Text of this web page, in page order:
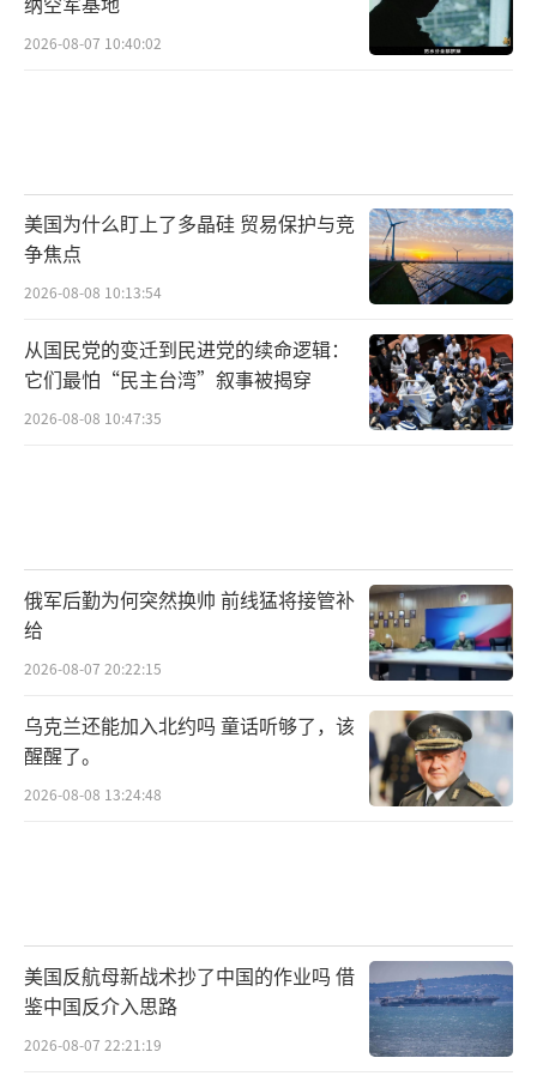
2026-08-07 10:40:02
美国为什么盯上了多晶硅 贸易保护与竞
争焦点
2026-08-08 10:13:54
从国民党的变迁到民进党的续命逻辑：
它们最怕“民主台湾”叙事被揭穿
2026-08-08 10:47:35
俄军后勤为何突然换帅 前线猛将接管补
给
2026-08-07 20:22:15
乌克兰还能加入北约吗 童话听够了，该
醒醒了。
2026-08-08 13:24:48
美国反航母新战术抄了中国的作业吗 借
鉴中国反介入思路
2026-08-07 22:21:19